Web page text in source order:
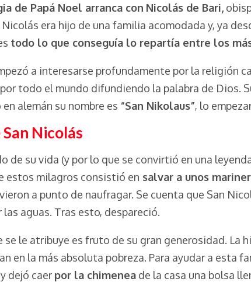
de Papá Noel arranca con Nicolás de Bari,
Nicolás era hijo de una familia acomodada y, ya
todo lo que conseguía lo repartía entre los
a interesarse profundamente por la religión
todo el mundo difundiendo la palabra de Dios.
alemán su nombre es “San Nikolaus”, lo
Nicolás
de su vida (y por lo que se convirtió en una
estos milagros consistió en salvar a unos
a punto de naufragar. Se cuenta que San
aguas. Tras esto, despareció.
le atribuye es fruto de su gran generosidad. La
en la más absoluta pobreza. Para ayudar a esta
dejó caer por la chimenea de la casa una bolsa